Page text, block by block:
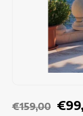
Getailleerde jurken
Kleurrijke Jurken
€159,00